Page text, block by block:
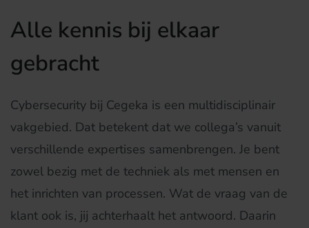
Alle kennis bij elkaar
gebracht
Cybersecurity bij Cegeka is een multidisciplinair
vakgebied. Dat betekent dat we collega’s vanuit
verschillende expertises samenbrengen. Je bent
zowel bezig met de techniek als met mensen en
het inrichten van processen. Wat de vraag van de
klant ook is, jij achterhaalt het antwoord. Daarin